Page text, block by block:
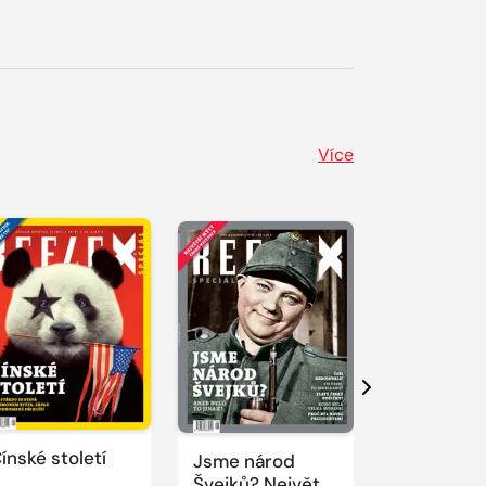
Více
století
Jsme národ
Další